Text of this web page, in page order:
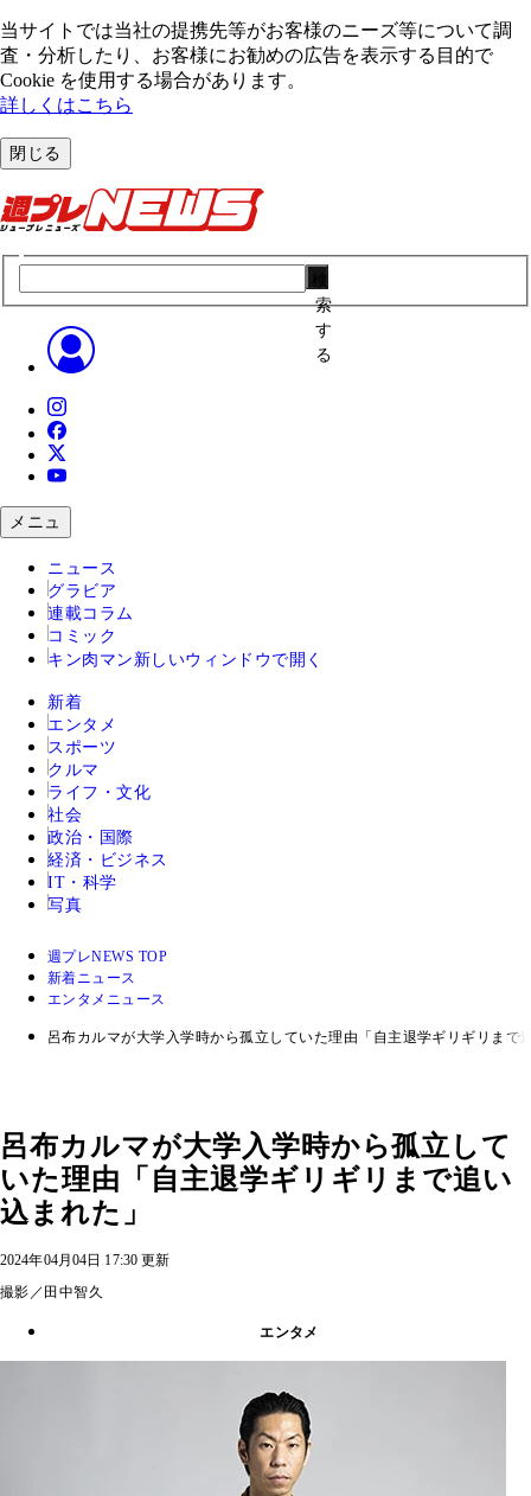
当サイトでは当社の提携先等がお客様のニーズ等について調
査・分析したり、お客様にお勧めの広告を表⽰する⽬的で
Cookie を使⽤する場合があります。
詳しくはこちら
閉じる
索
す
る
メニュ
ニュース
グラビア
連載コラム
コミック
キン肉マン 新しいウィンドウで開く
新着
エンタメ
スポーツ
クルマ
ライフ・文化
社会
政治・国際
経済・ビジネス
IT・科学
写真
週プレNEWS TOP
新着ニュース
エンタメニュース
呂布カルマが大学入学時から孤立していた理由「自主退学ギリギリまで
呂布カルマが大学入学時から孤立して
いた理由「自主退学ギリギリまで追い
込まれた」
2024年04月04日 17:30 更新
撮影／田中智久
エンタメ